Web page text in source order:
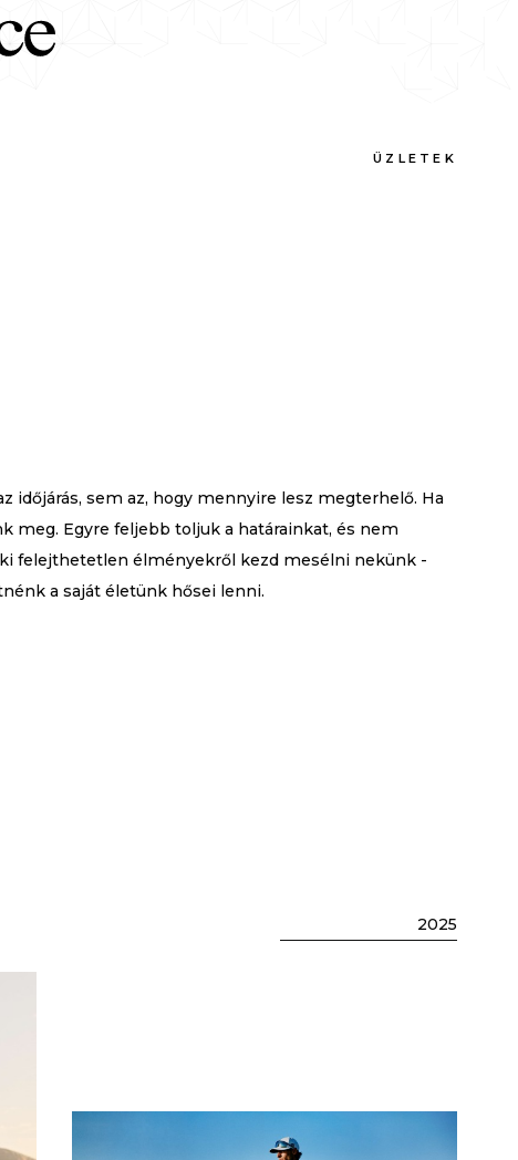
ÜZLETEK
sem az, hogy mennyire lesz megterhelő. Ha
meg. Egyre feljebb toljuk a határainkat, és nem
felejthetetlen élményekről kezd mesélni nekünk -
a saját életünk hősei lenni.
2025